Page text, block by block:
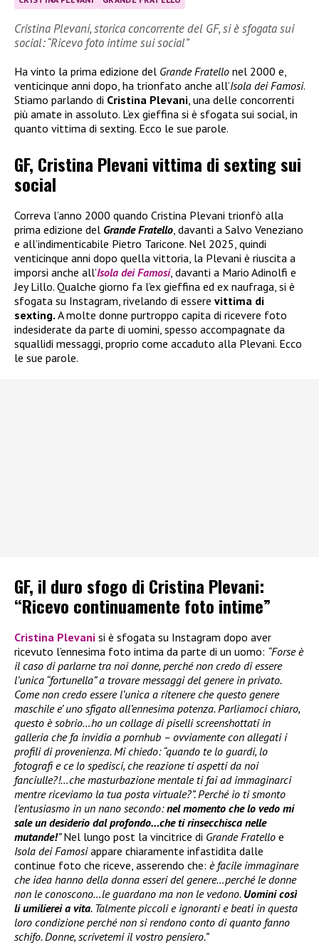
Cristina Plevani, storica concorrente del GF, si è sfogata sui
social: “Ricevo foto intime sui social”
Ha vinto la prima edizione del Grande Fratello nel 2000 e,
venticinque anni dopo, ha trionfato anche all’Isola dei Famosi.
Stiamo parlando di Cristina Plevani , una delle concorrenti
più amate in assoluto. L’ex gieffina si è sfogata sui social, in
quanto vittima di sexting. Ecco le sue parole.
GF, Cristina Plevani vittima di sexting sui
social
Correva l’anno 2000 quando Cristina Plevani trionfò alla
prima edizione del Grande Fratello , davanti a Salvo Veneziano
e all’indimenticabile Pietro Taricone. Nel 2025, quindi
venticinque anni dopo quella vittoria, la Plevani è riuscita a
imporsi anche all’Isola dei Famosi, davanti a Mario Adinolfi e
Jey Lillo. Qualche giorno fa l’ex gieffina ed ex naufraga, si è
sfogata su Instagram, rivelando di essere vittima di
sexting. A molte donne purtroppo capita di ricevere foto
indesiderate da parte di uomini, spesso accompagnate da
squallidi messaggi, proprio come accaduto alla Plevani. Ecco
le sue parole.
GF, il duro sfogo di Cristina Plevani:
“Ricevo continuamente foto intime”
Cristina Plevani si è sfogata su Instagram dopo aver
ricevuto l’ennesima foto intima da parte di un uomo: “Forse è
il caso di parlarne tra noi donne, perché non credo di essere
l’unica “fortunella” a trovare messaggi del genere in privato.
Come non credo essere l’unica a ritenere che questo genere
maschile e’ uno sfigato all’ennesima potenza. Parliamoci chiaro,
questo è sobrio…ho un collage di piselli screenshottati in
galleria che fa invidia a pornhub – ovviamente con allegati i
profili di provenienza. Mi chiedo: “quando te lo guardi, lo
fotografi e ce lo spedisci, che reazione ti aspetti da noi
fanciulle?!…che masturbazione mentale ti fai ad immaginarci
mentre riceviamo la tua posta virtuale?”. Perché io ti smonto
l’entusiasmo in un nano secondo:nel momento che lo vedo mi
sale un desiderio dal profondo…che ti rinsecchisca nelle
mutande!”Nel lungo post la vincitrice di Grande Fratello e
Isola dei Famosiappare chiaramente infastidita dalle
continue foto che riceve, asserendo che: è facile immaginare
che idea hanno della donna esseri del genere…perché le donne
non le conoscono…le guardano ma non le vedono. Uomini così
li umilierei a vita. Talmente piccoli e ignoranti e beati in questa
loro condizione perché non si rendono conto di quanto fanno
schifo. Donne, scrivetemi il vostro pensiero.”